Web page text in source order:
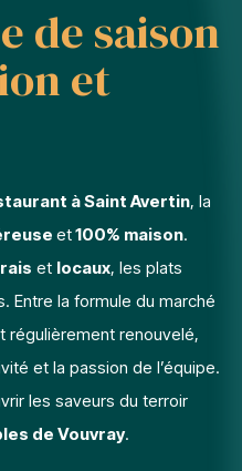
de saison
et
à Saint Avertin, la
et100% maison.
et locaux, les plats
Entre la formule du marché
régulièrement renouvelé,
et la passion de l’équipe.
les saveurs du terroir
de Vouvray.